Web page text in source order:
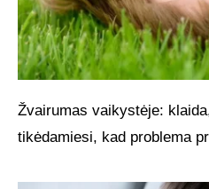
Žvairumas vaikystėje:
tikėdamiesi, kad problema